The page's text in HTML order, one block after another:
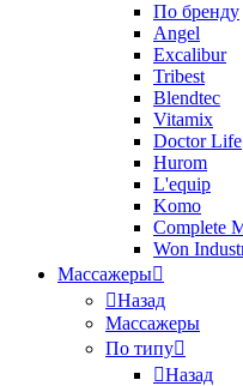
По бренду
Angel
Excalibur
Tribest
Blendtec
Vitamix
Doctor Life
Hurom
L'equip
Komo
Complete
Won
Массажеры
Назад
Массажеры
По типу
Назад